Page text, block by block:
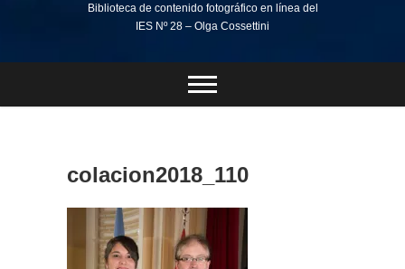
Biblioteca de contenido fotográfico en línea del
IES Nº 28 – Olga Cossettini
colacion2018_110